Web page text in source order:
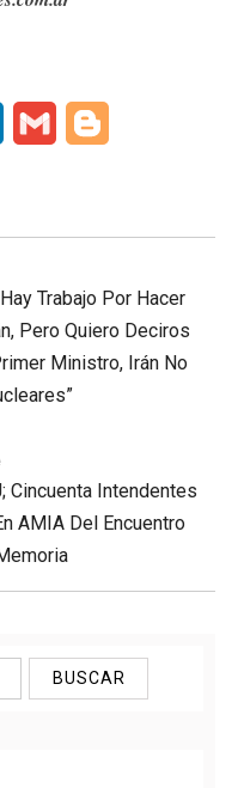
LinkedInGmail
Trabajo Por Hacer
Pero Quiero Deciros
Ministro, Irán No
Cincuenta Intendentes
AMIA Del Encuentro